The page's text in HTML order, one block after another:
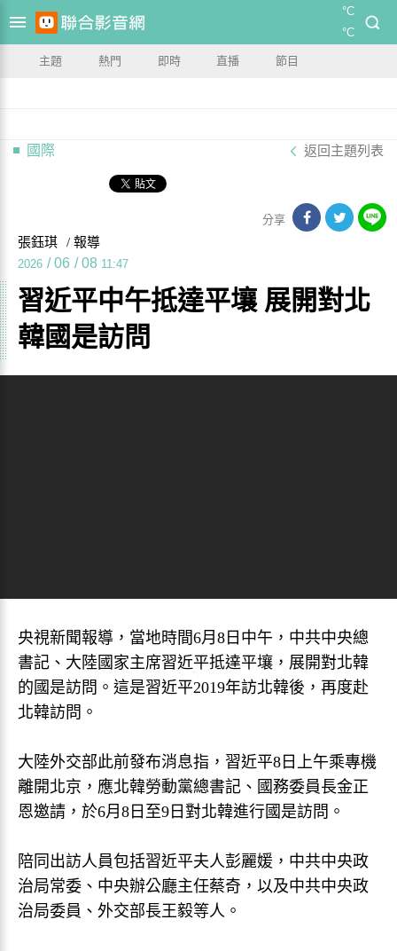
°C
°C
主題 熱門 即時 直播 節目
國際 返回主題列表
分享
張鈺琪 / 報導
2026 / 06 / 08 11:47
習近平中午抵達平壤 展開對北
韓國是訪問
央視新聞報導，當地時間6月8日中午，中共中央總
書記、大陸國家主席習近平抵達平壤，展開對北韓
的國是訪問。這是習近平2019年訪北韓後，再度赴
北韓訪問。
大陸外交部此前發布消息指，習近平8日上午乘專機
離開北京，應北韓勞動黨總書記、國務委員長金正
恩邀請，於6月8日至9日對北韓進行國是訪問。
陪同出訪人員包括習近平夫人彭麗媛，中共中央政
治局常委、中央辦公廳主任蔡奇，以及中共中央政
治局委員、外交部長王毅等人。